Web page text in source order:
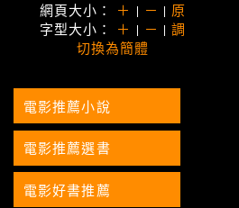
網頁大小： ＋ | － | 原
字型大小： ＋ | － |調
切換為簡體
電影推薦小說
電影推薦選書
電影好書推薦